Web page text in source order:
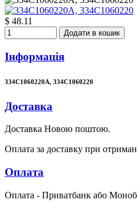
$ 48.11
Додати в кошик
Інформація
334C1060220A, 334C1060220
Доставка
Доставка Новою поштою.
Оплата за доставку при
Оплата
Оплата - Приватбанк або